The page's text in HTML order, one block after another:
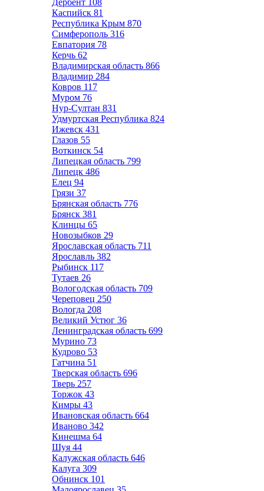
Дербент 108
Каспийск 81
Республика Крым 870
Симферополь 316
Евпатория 78
Керчь 62
Владимирская область 866
Владимир 284
Ковров 117
Муром 76
Нур-Султан 831
Удмуртская Республика 824
Ижевск 431
Глазов 55
Воткинск 54
Липецкая область 799
Липецк 486
Елец 94
Грязи 37
Брянская область 776
Брянск 381
Клинцы 65
Новозыбков 29
Ярославская область 711
Ярославль 382
Рыбинск 117
Тутаев 26
Вологодская область 709
Череповец 250
Вологда 208
Великий Устюг 36
Ленинградская область 699
Мурино 73
Кудрово 53
Гатчина 51
Тверская область 696
Тверь 257
Торжок 43
Кимры 43
Ивановская область 664
Иваново 342
Кинешма 64
Шуя 44
Калужская область 646
Калуга 309
Обнинск 101